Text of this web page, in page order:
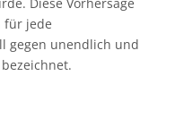
für jede
gegen unendlich und
Namensnennung 4.0